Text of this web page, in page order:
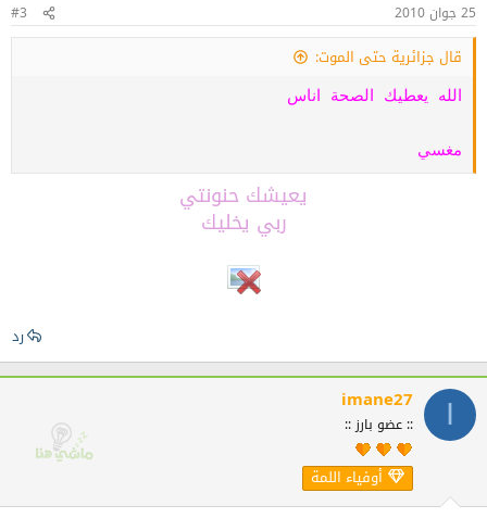
25 جوان 2010 #3
قال جزائرية حتى الموت:
الله يعطيك الصحة اناس
مغسي
يعيشك حنونتي
ربي يخليك
رد
I
imane27
:: عضو بارز ::
أوفياء اللمة